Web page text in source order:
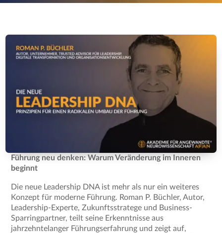
Führung neu denken: Warum Veränderung im Inneren
beginnt
Die neue Leadership DNA ist mehr als nur ein weiteres
Konzept für moderne Führung. Roman P. Büchler, Autor,
Leadership-Experte, Zukunftsstratege und Business-
Sparringpartner, teilt seine Erkenntnisse aus
jahrzehntelanger Führungserfahrung und zeigt auf,